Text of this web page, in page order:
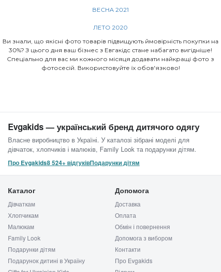
ВЕСНА 2021
ЛЕТО 2020
Ви знали, що якісні фото товарів підвищують ймовірність покупки на
30%? З цього дня ваш бізнес з Евгакідс стане набагато вигідніше!
Спеціально для вас ми кожного місяця додавати найкращі фото з
фотосесій. Використовуйте їх обов'язково!
Evgakids — український бренд дитячого одягу
Власне виробництво в Україні. У каталозі зібрані моделі для
дівчаток, хлопчиків і малюків, Family Look та подарунки дітям.
Про Evgakids8 524+ відгуківПодарунки дітям
Каталог
Дівчаткам
Хлопчикам
Малюкам
Family Look
Подарунки дітям
Подарунок дитині в Україну
Допомога
Доставка
Оплата
Обмін і повернення
Допомога з вибором
Контакти
Про Evgakids